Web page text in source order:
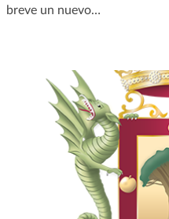
breve un nuevo…